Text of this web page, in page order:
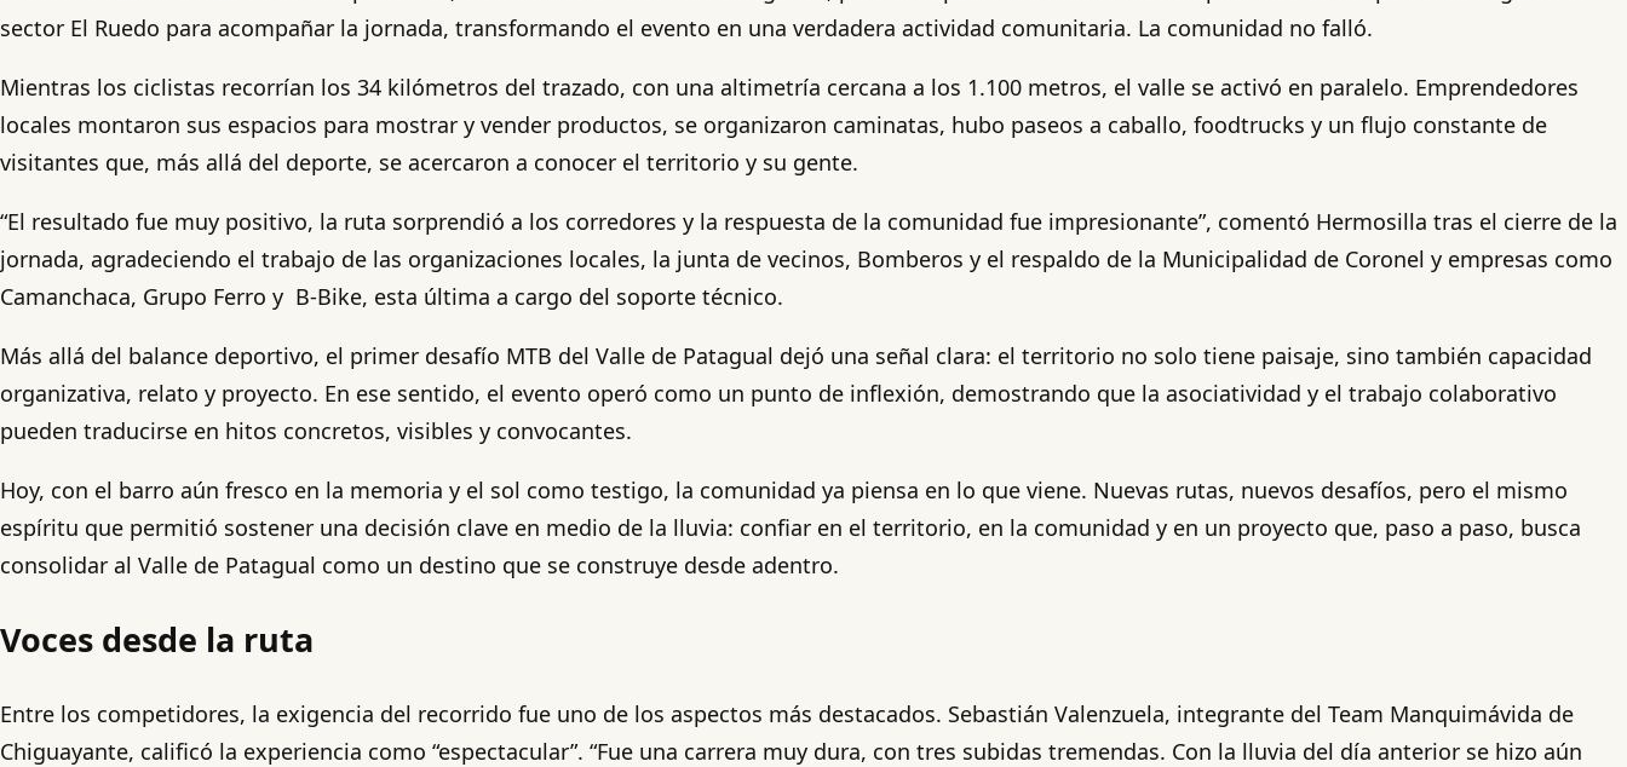
sector El Ruedo para acompañar la jornada, transformando el evento en una verdadera actividad comunitaria. La comunidad no falló.
Mientras los ciclistas recorrían los 34 kilómetros del trazado, con una altimetría cercana a los 1.100 metros, el valle se activó en paralelo. Emprendedores
locales montaron sus espacios para mostrar y vender productos, se organizaron caminatas, hubo paseos a caballo, foodtrucks y un flujo constante de
visitantes que, más allá del deporte, se acercaron a conocer el territorio y su gente.
“El resultado fue muy positivo, la ruta sorprendió a los corredores y la respuesta de la comunidad fue impresionante”, comentó Hermosilla tras el cierre de la
jornada, agradeciendo el trabajo de las organizaciones locales, la junta de vecinos, Bomberos y el respaldo de la Municipalidad de Coronel y empresas como
Camanchaca, Grupo Ferro y B-Bike, esta última a cargo del soporte técnico.
Más allá del balance deportivo, el primer desafío MTB del Valle de Patagual dejó una señal clara: el territorio no solo tiene paisaje, sino también capacidad
organizativa, relato y proyecto. En ese sentido, el evento operó como un punto de inflexión, demostrando que la asociatividad y el trabajo colaborativo
pueden traducirse en hitos concretos, visibles y convocantes.
Hoy, con el barro aún fresco en la memoria y el sol como testigo, la comunidad ya piensa en lo que viene. Nuevas rutas, nuevos desafíos, pero el mismo
espíritu que permitió sostener una decisión clave en medio de la lluvia: confiar en el territorio, en la comunidad y en un proyecto que, paso a paso, busca
consolidar al Valle de Patagual como un destino que se construye desde adentro.
Voces desde la ruta
Entre los competidores, la exigencia del recorrido fue uno de los aspectos más destacados. Sebastián Valenzuela, integrante del Team Manquimávida de
Chiguayante, calificó la experiencia como “espectacular”. “Fue una carrera muy dura, con tres subidas tremendas. Con la lluvia del día anterior se hizo aún